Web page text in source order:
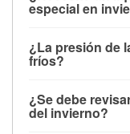
su potencia de
arranque.
especial en
la congelación y
derretida en la
¿La presión de
fríos?
alrededor de 1
temperatura.
¿Se debe
del invierno?